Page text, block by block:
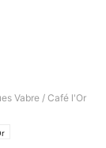
Vabre / Café l'Or